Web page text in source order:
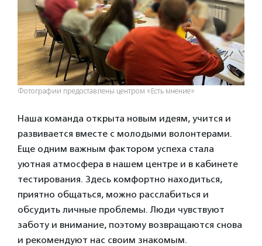
Фотографии предоставлены центром «Есть мнение»
Наша команда открыта новым идеям, учится и
развивается вместе с молодыми волонтерами.
Еще одним важным фактором успеха стала
уютная атмосфера в нашем центре и в кабинете
тестирования. Здесь комфортно находиться,
приятно общаться, можно расслабиться и
обсудить личные проблемы. Люди чувствуют
заботу и внимание, поэтому возвращаются снова
и рекомендуют нас своим знакомым.